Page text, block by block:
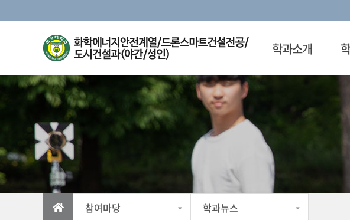
학과소개
참여마당 학과뉴스